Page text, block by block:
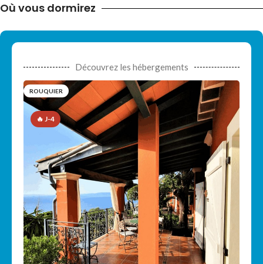
Où vous dormirez
Découvrez les hébergements
🔥 J-4
ROUQUIER